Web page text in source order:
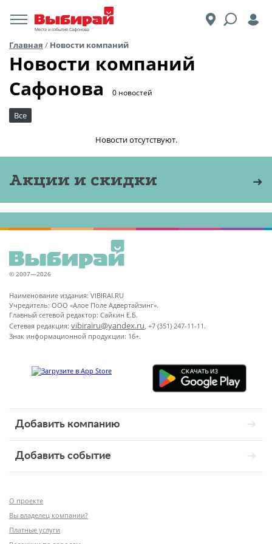
Места и события Сафонова
Главная / Новости компаний
Новости компаний
Сафонова
0 новостей
Все
Новости отсутствуют.
Акции и скидки
© 2007—2026
Наименование издания: VIBIRAI.RU
Учредитель: ООО «Алое Поле Адвертайзинг».
Главный сетевой редактор: Сайкин Е.Б.
Сетевая редакция: vibirairu@yandex.ru, +7 (351) 247-11-11.
Знак информационной продукции: 16+.
Добавить компанию
Добавить событие
О проекте
Вы владелец компании?
Платные услуги